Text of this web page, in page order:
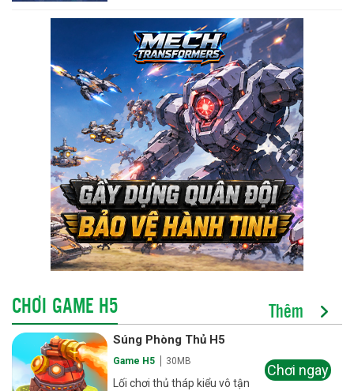
CHƠI GAME H5 Thêm
Súng Phòng Thủ H5
Game H5 30MB
Lối chơi thủ tháp kiểu vô tận
Chơi ngay